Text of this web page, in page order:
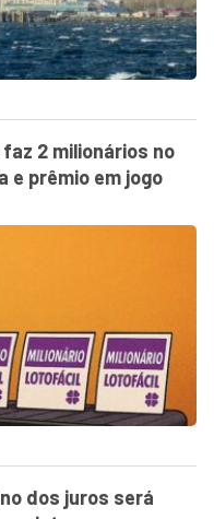
2 milionários no
e prêmio em jogo
dos juros será